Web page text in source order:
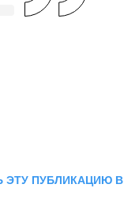
ЭТУ ПУБЛИКАЦИЮ В